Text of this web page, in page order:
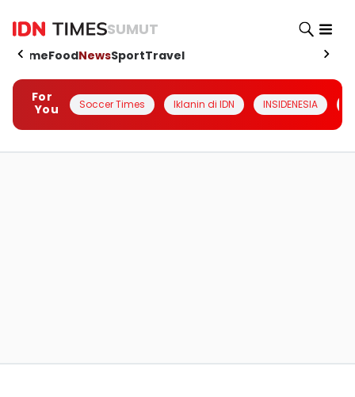
SUMUT
HomeFoodNewsSportTravel
For
You
Soccer Times Iklanin di IDN INSIDENESIA